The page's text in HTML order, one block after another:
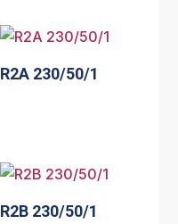
R2A 230/50/1
R2B 230/50/1